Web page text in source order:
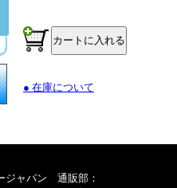
● 在庫について
ジャパン 通販部：